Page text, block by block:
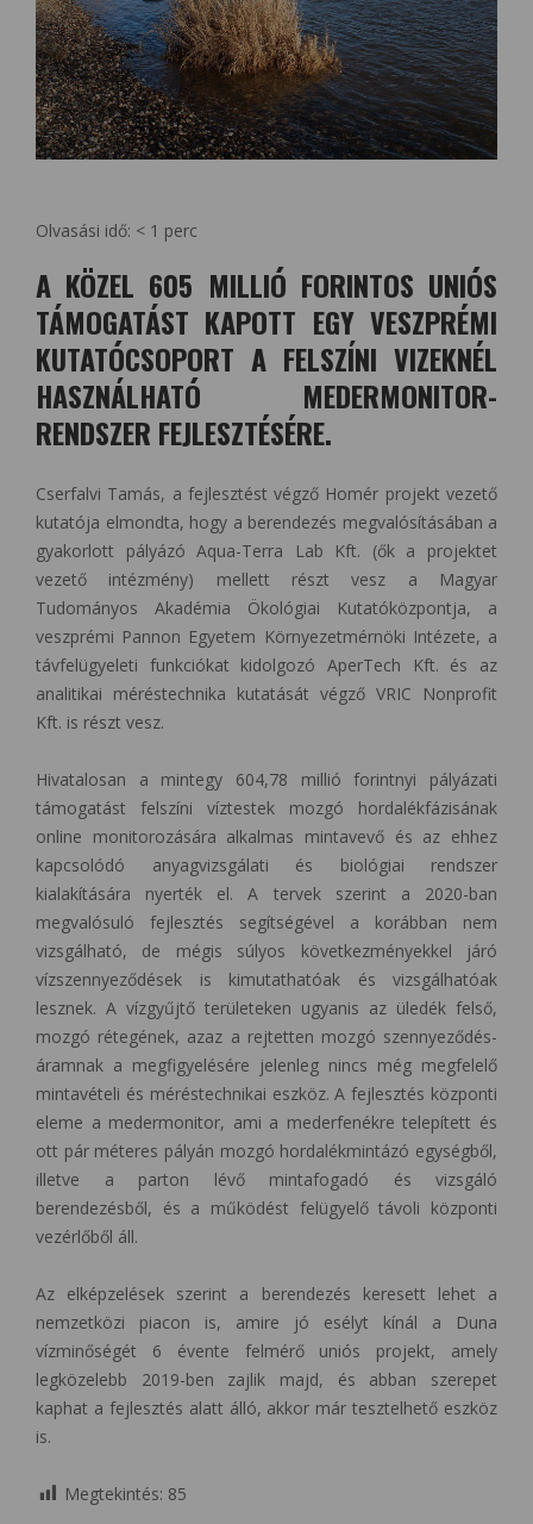
Olvasási idő: < 1 perc
A KÖZEL 605 MILLIÓ FORINTOS UNIÓS
TÁMOGATÁST KAPOTT EGY VESZPRÉMI
KUTATÓCSOPORT A FELSZÍNI VIZEKNÉL
HASZNÁLHATÓ MEDERMONITOR-
RENDSZER FEJLESZTÉSÉRE.
Cserfalvi Tamás, a fejlesztést végző Homér projekt vezető
kutatója elmondta, hogy a berendezés megvalósításában a
gyakorlott pályázó Aqua-Terra Lab Kft. (ők a projektet
vezető intézmény) mellett részt vesz a Magyar
Tudományos Akadémia Ökológiai Kutatóközpontja, a
veszprémi Pannon Egyetem Környezetmérnöki Intézete, a
távfelügyeleti funkciókat kidolgozó AperTech Kft. és az
analitikai méréstechnika kutatását végző VRIC Nonprofit
Kft. is részt vesz.
Hivatalosan a mintegy 604,78 millió forintnyi pályázati
támogatást felszíni víztestek mozgó hordalékfázisának
online monitorozására alkalmas mintavevő és az ehhez
kapcsolódó anyagvizsgálati és biológiai rendszer
kialakítására nyerték el. A tervek szerint a 2020-ban
megvalósuló fejlesztés segítségével a korábban nem
vizsgálható, de mégis súlyos következményekkel járó
vízszennyeződések is kimutathatóak és vizsgálhatóak
lesznek. A vízgyűjtő területeken ugyanis az üledék felső,
mozgó rétegének, azaz a rejtetten mozgó szennyeződés-
áramnak a megfigyelésére jelenleg nincs még megfelelő
mintavételi és méréstechnikai eszköz. A fejlesztés központi
eleme a medermonitor, ami a mederfenékre telepített és
ott pár méteres pályán mozgó hordalékmintázó egységből,
illetve a parton lévő mintafogadó és vizsgáló
berendezésből, és a működést felügyelő távoli központi
vezérlőből áll.
Az elképzelések szerint a berendezés keresett lehet a
nemzetközi piacon is, amire jó esélyt kínál a Duna
vízminőségét 6 évente felmérő uniós projekt, amely
legközelebb 2019-ben zajlik majd, és abban szerepet
kaphat a fejlesztés alatt álló, akkor már tesztelhető eszköz
is.
Megtekintés: 85